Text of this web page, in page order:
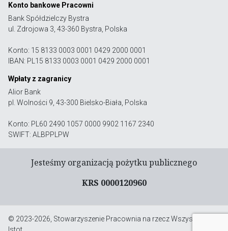
Konto bankowe Pracowni
Bank Spółdzielczy Bystra
ul. Zdrojowa 3, 43-360 Bystra, Polska
Konto: 15 8133 0003 0001 0429 2000 0001
IBAN: PL15 8133 0003 0001 0429 2000 0001
Wpłaty z zagranicy
Alior Bank
pl. Wolności 9, 43-300 Bielsko-Biała, Polska
Konto: PL60 2490 1057 0000 9902 1167 2340
SWIFT: ALBPPLPW
Jesteśmy organizacją pożytku publicznego
KRS 0000120960
© 2023-2026, Stowarzyszenie Pracownia na rzecz Wszystkich
Istot